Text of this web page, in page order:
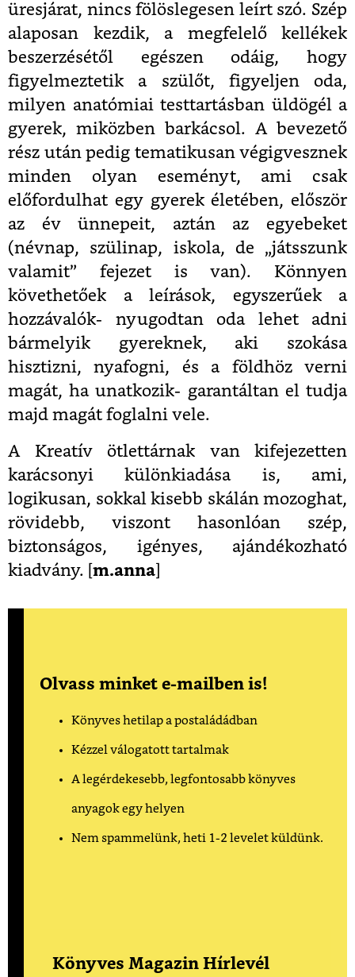
üresjárat, nincs fölöslegesen leírt szó. Szép
alaposan kezdik, a megfelelő kellékek
beszerzésétől egészen odáig, hogy
figyelmeztetik a szülőt, figyeljen oda,
milyen anatómiai testtartásban üldögél a
gyerek, miközben barkácsol. A bevezető
rész után pedig tematikusan végigvesznek
minden olyan eseményt, ami csak
előfordulhat egy gyerek életében, először
az év ünnepeit, aztán az egyebeket
(névnap, szülinap, iskola, de „játsszunk
valamit” fejezet is van). Könnyen
követhetőek a leírások, egyszerűek a
hozzávalók- nyugodtan oda lehet adni
bármelyik gyereknek, aki szokása
hisztizni, nyafogni, és a földhöz verni
magát, ha unatkozik- garantáltan el tudja
majd magát foglalni vele.
A Kreatív ötlettárnak van kifejezetten
karácsonyi különkiadása is, ami,
logikusan, sokkal kisebb skálán mozoghat,
rövidebb, viszont hasonlóan szép,
biztonságos, igényes, ajándékozható
kiadvány. [ m.anna
Olvass minket e-mailben is!
Könyves hetilap a postaládádban
Kézzel válogatott tartalmak
A legérdekesebb, legfontosabb könyves
anyagok egy helyen
Nem spammelünk, heti 1-2 levelet küldünk.
Könyves Magazin Hírlevél